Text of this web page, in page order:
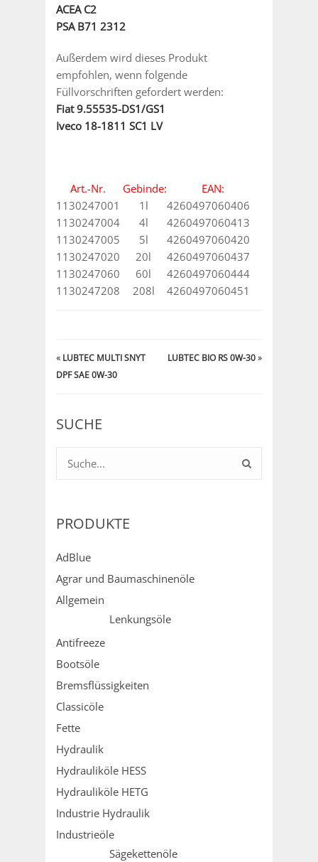
ACEA C2
PSA B71 2312
Außerdem wird dieses Produkt
empfohlen, wenn folgende
Füllvorschriften gefordert werden:
Fiat 9.55535-DS1/GS1
Iveco 18-1811 SC1 LV
Art.-Nr. Gebinde:
EAN:
1130247001
1l
4260497060406
1130247004
4l
4260497060413
1130247005
5l
4260497060420
1130247020
20l
4260497060437
1130247060
60l
4260497060444
1130247208
208l 4260497060451
« LUBTEC MULTI SNYT
DPF SAE 0W-30
LUBTEC BIO RS 0W-30»
SUCHE
PRODUKTE
AdBlue
Agrar und Baumaschinenöle
Allgemein
Lenkungsöle
Antifreeze
Bootsöle
Bremsflüssigkeiten
Classicöle
Fette
Hydraulik
Hydrauliköle HESS
Hydrauliköle HETG
Industrie Hydraulik
Industrieöle
Sägekettenöle